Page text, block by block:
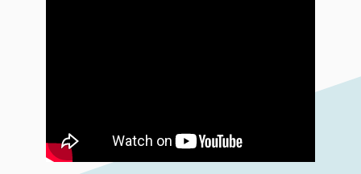
きなメニューを選んで、贅沢なひとときをお楽
しみください。対象 ： 期間中に当
社にて物件をご購入いただいた方